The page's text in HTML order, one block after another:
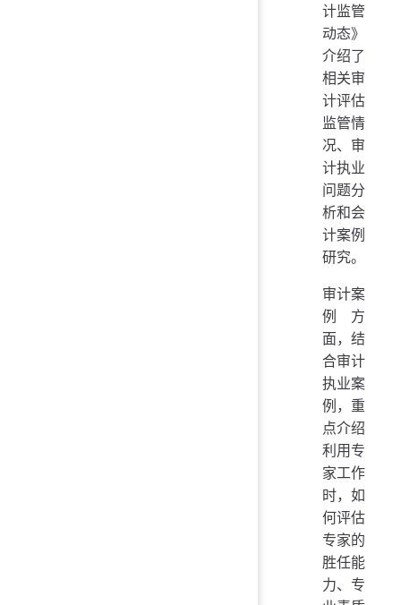
计监管
动态》
介绍了
相关审
计评估
监管情
况、审
计执业
问题分
析和会
计案例
研究。
审计案
例方
面，结
合审计
执业案
例，重
点介绍
利用专
家工作
时，如
何评估
专家的
胜任能
力、专